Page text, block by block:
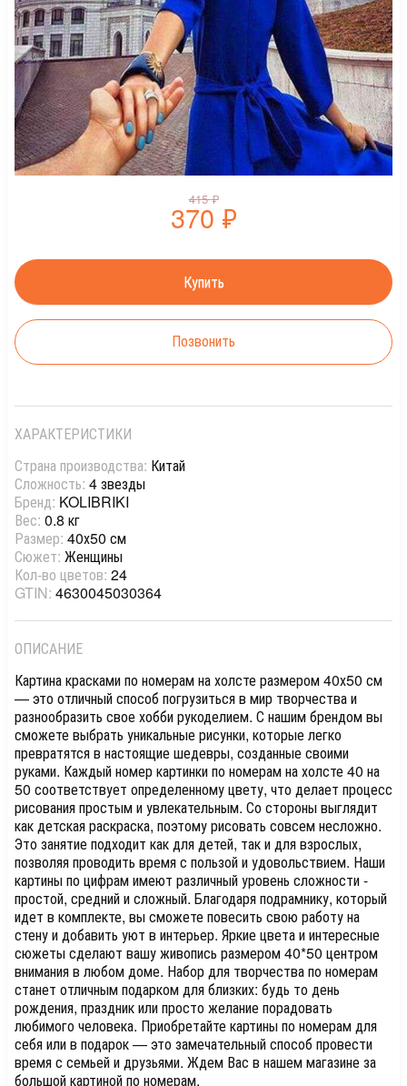
415₽
370 ₽
Позвонить
ХАРАКТЕРИСТИКИ
Страна производства: Китай
Сложность: 4 звезды
Бренд: KOLIBRIKI
Вес: 0.8 кг
Размер: 40х50 см
Сюжет: Женщины
Кол-во цветов: 24
GTIN: 4630045030364
ОПИСАНИЕ
Картина красками по номерам на холсте размером 40х50 см
— это отличный способ погрузиться в мир творчества и
разнообразить свое хобби рукоделием. С нашим брендом вы
сможете выбрать уникальные рисунки, которые легко
превратятся в настоящие шедевры, созданные своими
руками. Каждый номер картинки по номерам на холсте 40 на
50 соответствует определенному цвету, что делает процесс
рисования простым и увлекательным. Со стороны выглядит
как детская раскраска, поэтому рисовать совсем несложно.
Это занятие подходит как для детей, так и для взрослых,
позволяя проводить время с пользой и удовольствием. Наши
картины по цифрам имеют различный уровень сложности -
простой, средний и сложный. Благодаря подрамнику, который
идет в комплекте, вы сможете повесить свою работу на
стену и добавить уют в интерьер. Яркие цвета и интересные
сюжеты сделают вашу живопись размером 40*50 центром
внимания в любом доме. Набор для творчества по номерам
станет отличным подарком для близких: будь то день
рождения, праздник или просто желание порадовать
любимого человека. Приобретайте картины по номерам для
себя или в подарок — это замечательный способ провести
время с семьей и друзьями. Ждем Вас в нашем магазине за
большой картиной по номерам.